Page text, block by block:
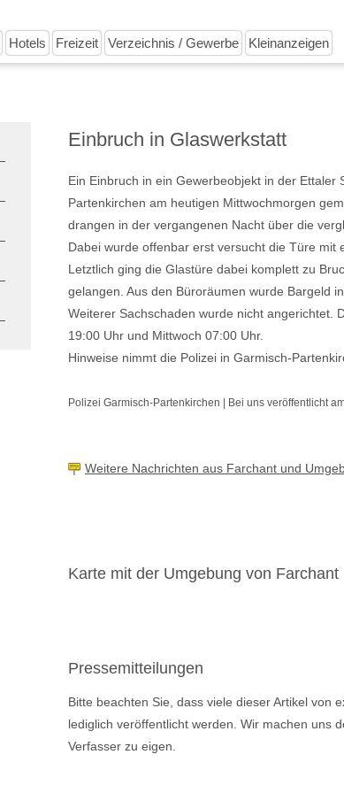
Hotels Freizeit Verzeichnis / Gewerbe Kleinanzeigen
Einbruch in Glaswerkstatt
Ein Einbruch in ein Gewerbeobjekt in der Ettaler
Partenkirchen am heutigen Mittwochmorgen
drangen in der vergangenen Nacht über die
Dabei wurde offenbar erst versucht die Türe mit
Letztlich ging die Glastüre dabei komplett zu
gelangen. Aus den Büroräumen wurde Bargeld
Weiterer Sachschaden wurde nicht angerichtet.
19:00 Uhr und Mittwoch 07:00 Uhr.
Hinweise nimmt die Polizei in Garmisch-
Polizei Garmisch-Partenkirchen | Bei uns veröffentlicht
Weitere Nachrichten aus Farchant und
Karte mit der Umgebung von Farchant
Pressemitteilungen
Bitte beachten Sie, dass viele dieser Artikel von
lediglich veröffentlicht werden. Wir machen uns
Verfasser zu eigen.